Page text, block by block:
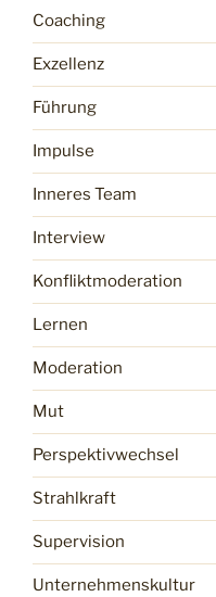
Coaching
Exzellenz
Führung
Impulse
Inneres Team
Interview
Konfliktmoderation
Lernen
Moderation
Mut
Perspektivwechsel
Strahlkraft
Supervision
Unternehmenskultur